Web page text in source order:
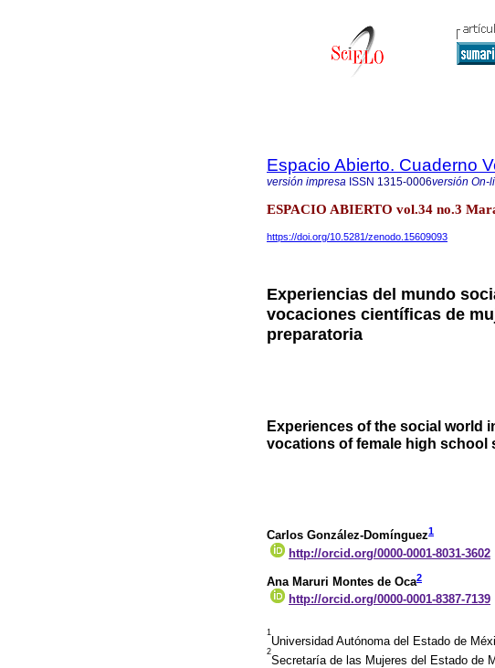
Espacio Abierto. Cuaderno
versión impresa ISSN 1315-0006versión On-
ESPACIO ABIERTO vol.34 no.3
https://doi.org/10.5281/zenodo.15609093
Experiencias del mundo
vocaciones científicas de
preparatoria
Experiences of the social world
vocations of female high school
Carlos González-Domínguez1
http://orcid.org/0000-0001-8031-3602
Ana Maruri Montes de Oca2
http://orcid.org/0000-0001-8387-7139
1
Universidad Autónoma del Estado de
2
Secretaría de las Mujeres del Estado de